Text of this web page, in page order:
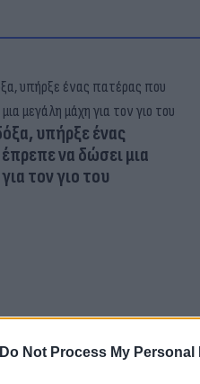
Do Not Process My Personal
υπήρξε ένας
να δώσει μια
τον γιο του